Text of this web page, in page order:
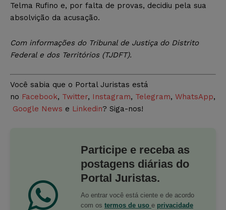
Telma Rufino e, por falta de provas, decidiu pela sua
absolvição da acusação.
Com informações do Tribunal de Justiça do Distrito
Federal e dos Territórios (TJDFT).
Você sabia que o Portal Juristas está
no Facebook, Twitter, Instagram, Telegram, WhatsApp,
Google News e Linkedin? Siga-nos!
Participe e receba as
postagens diárias do
Portal Juristas.
Ao entrar você está ciente e de acordo
com os termos de uso e privacidade